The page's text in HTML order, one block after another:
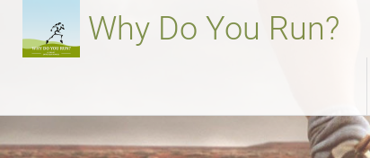
contenu
Why Do You Run?